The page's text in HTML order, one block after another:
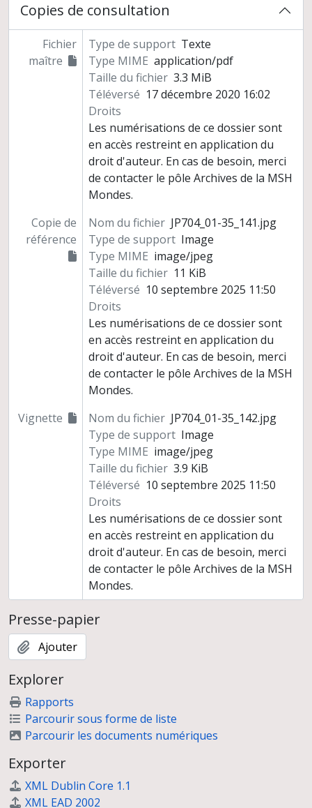
Copies de consultation
Fichier
maître
Type de support Texte
Type MIME application/pdf
Taille du fichier 3.3 MiB
Téléversé 17 décembre 2020 16:02
Droits
Les numérisations de ce dossier sont
en accès restreint en application du
droit d'auteur. En cas de besoin, merci
de contacter le pôle Archives de la MSH
Mondes.
Copie de
référence
Nom du fichier JP704_01-35_141.jpg
Type de support Image
Type MIME image/jpeg
Taille du fichier 11 KiB
Téléversé 10 septembre 2025 11:50
Droits
Les numérisations de ce dossier sont
en accès restreint en application du
droit d'auteur. En cas de besoin, merci
de contacter le pôle Archives de la MSH
Mondes.
Vignette
Nom du fichier JP704_01-35_142.jpg
Type de support Image
Type MIME image/jpeg
Taille du fichier 3.9 KiB
Téléversé 10 septembre 2025 11:50
Droits
Les numérisations de ce dossier sont
en accès restreint en application du
droit d'auteur. En cas de besoin, merci
de contacter le pôle Archives de la MSH
Mondes.
Presse-papier
Ajouter
Explorer
Rapports
Parcourir sous forme de liste
Parcourir les documents numériques
Exporter
XML Dublin Core 1.1
XML EAD 2002